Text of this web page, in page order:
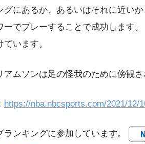
グにあるか、あるいはそれに近い
ーでプレーすることで成功します
ています。
アムソンは足の怪我のために傍観
https://nba.nbcsports.com/2021/12/
ランキングに参加しています。